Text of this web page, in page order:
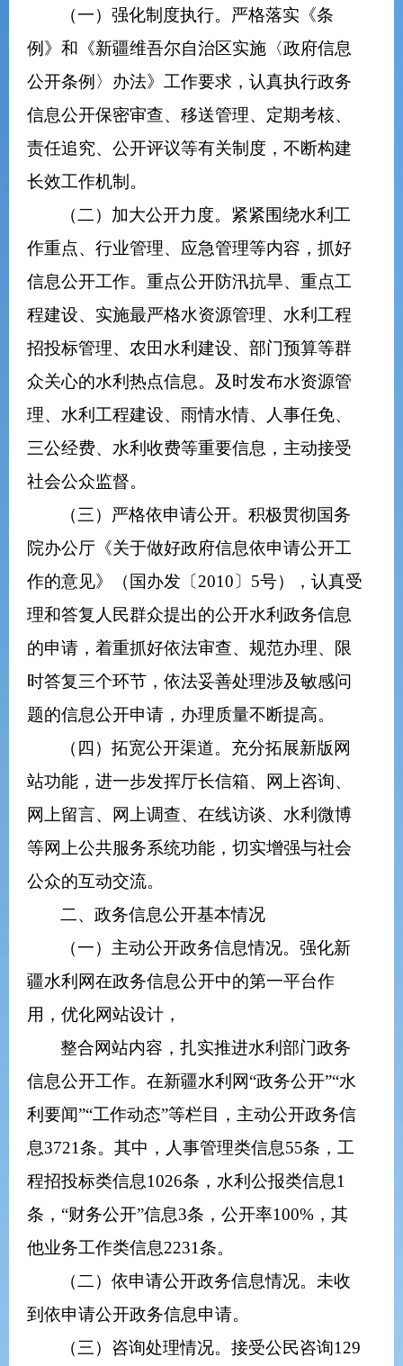
（一）强化制度执行。严格落实《条
例》和《新疆维吾尔自治区实施〈政府信息
公开条例〉办法》工作要求，认真执行政务
信息公开保密审查、移送管理、定期考核、
责任追究、公开评议等有关制度，不断构建
长效工作机制。
（二）加大公开力度。紧紧围绕水利工
作重点、行业管理、应急管理等内容，抓好
信息公开工作。重点公开防汛抗旱、重点工
程建设、实施最严格水资源管理、水利工程
招投标管理、农田水利建设、部门预算等群
众关心的水利热点信息。及时发布水资源管
理、水利工程建设、雨情水情、人事任免、
三公经费、水利收费等重要信息，主动接受
社会公众监督。
（三）严格依申请公开。积极贯彻国务
院办公厅《关于做好政府信息依申请公开工
作的意见》（国办发〔 2010 〕 5号），认真受
理和答复人民群众提出的公开水利 政务信息
的申请，着重抓好依法审查、规范办理、限
时答复三个环节，依法妥善处理涉及敏感问
题的信息公开申请，办理质量不断提高。
（四）拓宽公开渠道。充分拓展新版网
站功能，进一步发挥厅长信箱、网上咨询、
网上留言、网上调查、在线访谈、水利微博
等网上公共服务系统功能，切实增强与社会
公众的互动交流。
二、政务信息公开基本情况
（一）主动公开政务信息情况。强化新
疆水利网在政务信息公开中的第一平台作
用，优化网站设计，
整合网站内容，扎实推进水利部门政务
信息公开工作。在新疆水利网“政务公开”“水
利要闻”“工作动态”等栏目，主动公开政务信
息3721条。其中，人事管理类信息55条，工
程招投标类信息1026条，水利公报类信息1
条，“财务公开”信息3条，公开率100% ，其
他业务工作类信息2231条。
（二）依申请公开政务信息情况。未收
到依申请公开政务信息申请。
（三）咨询处理情况。接受公民咨询129